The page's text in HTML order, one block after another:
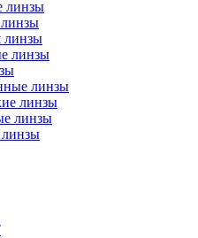
линзы
линзы
линзы
линзы
линзы
линзы
линзы